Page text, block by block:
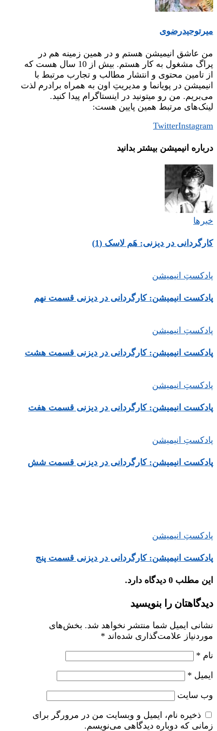
میر‌توحیدرضوی
من عاشق انیمیشن هستم و در همین زمینه هم در
پراگ مشغول به کار هستم. بیش از 10 سال هست که
از تامین محتوی و انتشار مطالب و تجارب مرتبط با
انیمیشن در پویانما و مدیریتِ اون به همراه برادرم لذت
می‌بریم. من رو میتونید در اینستاگرام پیدا کنید.
لینک‌های مرتبط همین پایین هست:
TwitterInstagram
درباره‌ انیمیشن بیشتر بدانید
خبرها
کارگردانی در دیزنی: هَم لاسک (1)
پادکستِ انیمیشن
پادکست انیمیشن: کارگردانی در دیزنی قسمت نهم
پادکستِ انیمیشن
پادکست انیمیشن: کارگردانی در دیزنی قسمت هشت
پادکستِ انیمیشن
پادکست انیمیشن: کارگردانی در دیزنی قسمت هفت
پادکستِ انیمیشن
پادکست انیمیشن: کارگردانی در دیزنی قسمت شش
پادکستِ انیمیشن
پادکست انیمیشن: کارگردانی در دیزنی قسمت پنج
این مطلب 0 دیدگاه دارد.
دیدگاهتان را بنویسید
نشانی ایمیل شما منتشر نخواهد شد.بخش‌های
موردنیاز علامت‌گذاری شده‌اند *
نام *
ایمیل *
وب‌ سایت
ذخیره نام، ایمیل و وبسایت من در مرورگر برای
زمانی که دوباره دیدگاهی می‌نویسم.